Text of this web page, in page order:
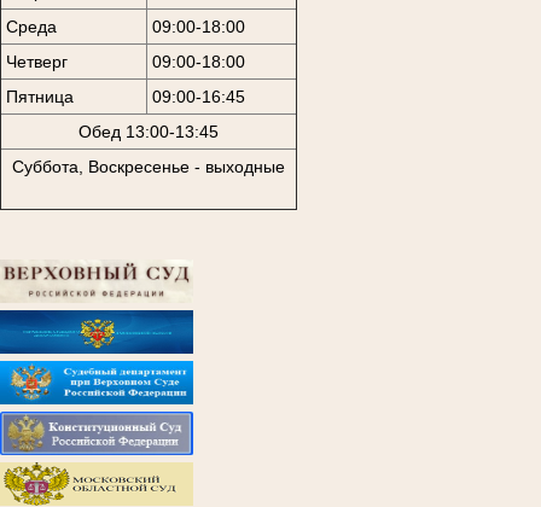
Среда
09:00-18:00
Четверг
09:00-18:00
Пятница
09:00-16:45
Обед 13:00-13:45
Суббота, Воскресенье - выходные